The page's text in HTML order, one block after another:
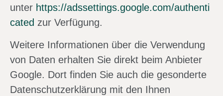
unter https://adssettings.google.com/authenti
cated zur Verfügung.
Weitere Informationen über die Verwendung
von Daten erhalten Sie direkt beim Anbieter
Google. Dort finden Sie auch die gesonderte
Datenschutzerklärung mit den Ihnen